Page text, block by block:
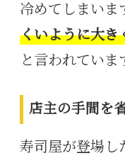
冷めてしまいま
くいように大き
と言われていま
店主の手間を
寿司屋が登場し